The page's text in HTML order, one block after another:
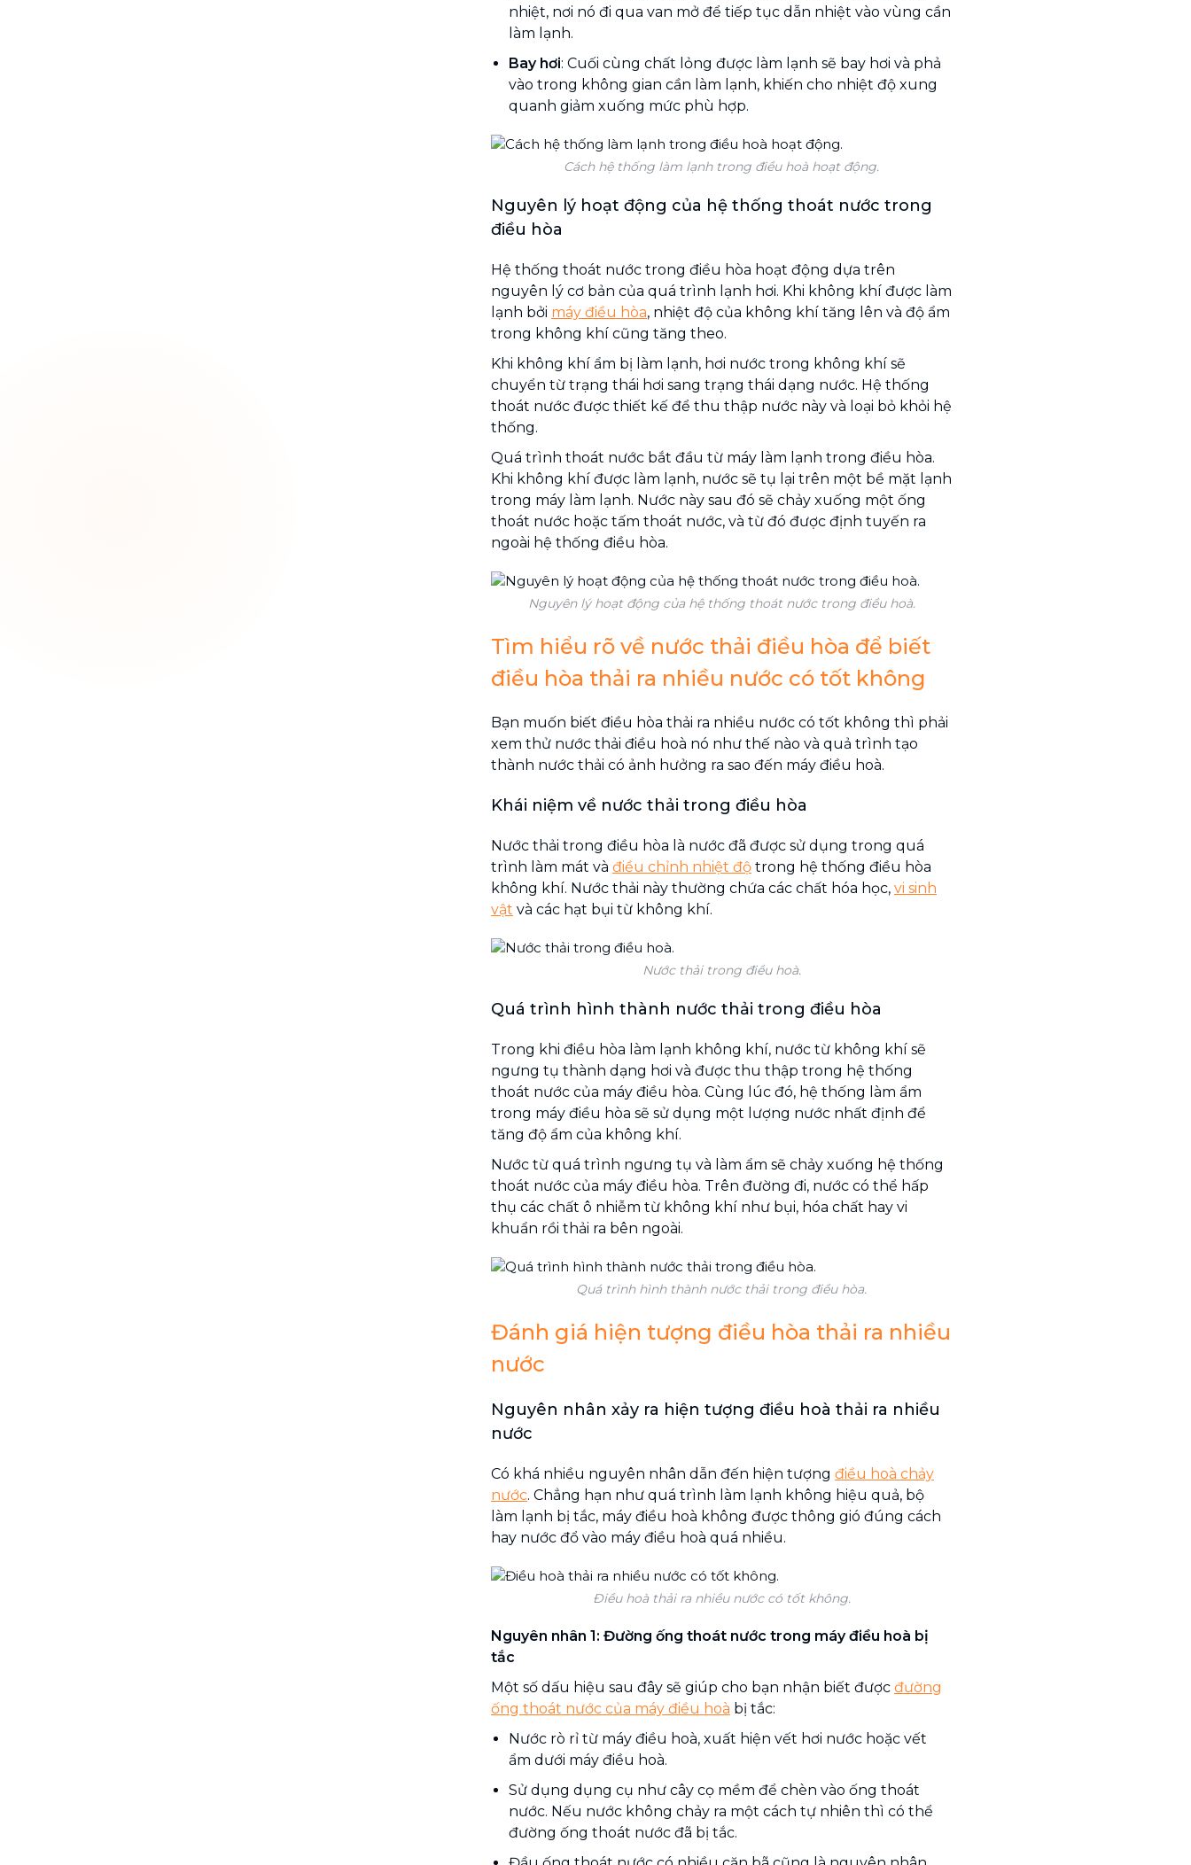
nhiệt, nơi nó đi qua van mở để tiếp tục dẫn nhiệt vào vùng cần
làm lạnh.
Bay hơi: Cuối cùng chất lỏng được làm lạnh sẽ bay hơi và phả
vào trong không gian cần làm lạnh, khiến cho nhiệt độ xung
quanh giảm xuống mức phù hợp.
Cách hệ thống làm lạnh trong điều hoà hoạt động.
Nguyên lý hoạt động của hệ thống thoát nước trong
điều hòa
Hệ thống thoát nước trong điều hòa hoạt động dựa trên
nguyên lý cơ bản của quá trình lạnh hơi. Khi không khí được làm
lạnh bởi máy điều hòa, nhiệt độ của không khí tăng lên và độ ẩm
trong không khí cũng tăng theo.
Khi không khí ẩm bị làm lạnh, hơi nước trong không khí sẽ
chuyển từ trạng thái hơi sang trạng thái dạng nước. Hệ thống
thoát nước được thiết kế để thu thập nước này và loại bỏ khỏi hệ
thống.
Quá trình thoát nước bắt đầu từ máy làm lạnh trong điều hòa.
Khi không khí được làm lạnh, nước sẽ tụ lại trên một bề mặt lạnh
trong máy làm lạnh. Nước này sau đó sẽ chảy xuống một ống
thoát nước hoặc tấm thoát nước, và từ đó được định tuyến ra
ngoài hệ thống điều hòa.
Nguyên lý hoạt động của hệ thống thoát nước trong điều hoà.
Tìm hiểu rõ về nước thải điều hòa để biết
điều hòa thải ra nhiều nước có tốt không
Bạn muốn biết điều hòa thải ra nhiều nước có tốt không thì phải
xem thử nước thải điều hoà nó như thế nào và quả trình tạo
thành nước thải có ảnh hưởng ra sao đến máy điều hoà.
Khái niệm về nước thải trong điều hòa
Nước thải trong điều hòa là nước đã được sử dụng trong quá
trình làm mát và điều chỉnh nhiệt độ trong hệ thống điều hòa
không khí. Nước thải này thường chứa các chất hóa học, vi sinh
vật và các hạt bụi từ không khí.
Nước thải trong điều hoà.
Quá trình hình thành nước thải trong điều hòa
Trong khi điều hòa làm lạnh không khí, nước từ không khí sẽ
ngưng tụ thành dạng hơi và được thu thập trong hệ thống
thoát nước của máy điều hòa. Cùng lúc đó, hệ thống làm ẩm
trong máy điều hòa sẽ sử dụng một lượng nước nhất định để
tăng độ ẩm của không khí.
Nước từ quá trình ngưng tụ và làm ẩm sẽ chảy xuống hệ thống
thoát nước của máy điều hòa. Trên đường đi, nước có thể hấp
thụ các chất ô nhiễm từ không khí như bụi, hóa chất hay vi
khuẩn rồi thải ra bên ngoài.
Quá trình hình thành nước thải trong điều hòa.
Đánh giá hiện tượng điều hòa thải ra nhiều
nước
Nguyên nhân xảy ra hiện tượng điều hoà thải ra nhiều
nước
Có khá nhiều nguyên nhân dẫn đến hiện tượng điều hoà chảy
nước. Chẳng hạn như quá trình làm lạnh không hiệu quả, bộ
làm lạnh bị tắc, máy điều hoà không được thông gió đúng cách
hay nước đổ vào máy điều hoà quá nhiều.
Điều hoà thải ra nhiều nước có tốt không.
Nguyên nhân 1: Đường ống thoát nước trong máy điều hoà bị
tắc
Một số dấu hiệu sau đây sẽ giúp cho bạn nhận biết được đường
ống thoát nước của máy điều hoà bị tắc:
Nước rò rỉ từ máy điều hoà, xuất hiện vết hơi nước hoặc vết
ẩm dưới máy điều hoà.
Sử dụng dụng cụ như cây cọ mềm để chèn vào ống thoát
nước. Nếu nước không chảy ra một cách tự nhiên thì có thể
đường ống thoát nước đã bị tắc.